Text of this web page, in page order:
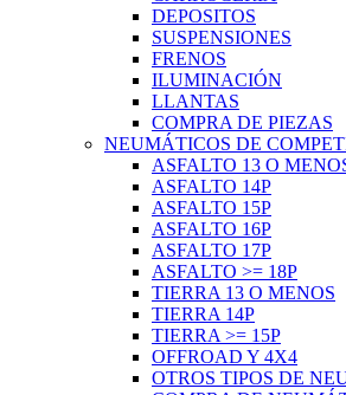
DEPOSITOS
SUSPENSIONES
FRENOS
ILUMINACIÓN
LLANTAS
COMPRA DE PIEZAS
NEUMÁTICOS DE
ASFALTO 13 O
ASFALTO 14P
ASFALTO 15P
ASFALTO 16P
ASFALTO 17P
ASFALTO >= 18P
TIERRA 13 O MENOS
TIERRA 14P
TIERRA >= 15P
OFFROAD Y 4X4
OTROS TIPOS DE